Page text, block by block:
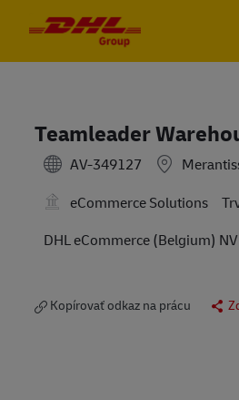
Teamleader
AV-349127
eCommerce Solutions
DHL eCommerce (Belgium) NV
Kopírovať odkaz na prácu